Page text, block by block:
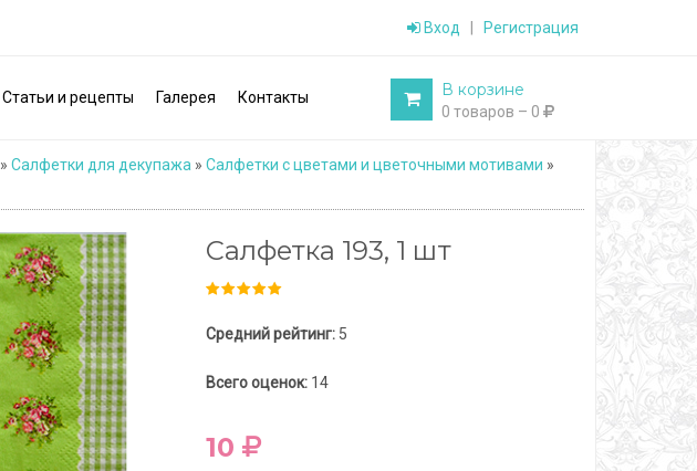
Вход Регистрация
Статьи и рецепты Галерея Контакты В корзине
0 товаров – 0
» Салфетки для декупажа » Салфетки с цветами и цветочными мотивами »
Салфетка 193, 1 шт
Средний рейтинг:5
Всего оценок:14
10